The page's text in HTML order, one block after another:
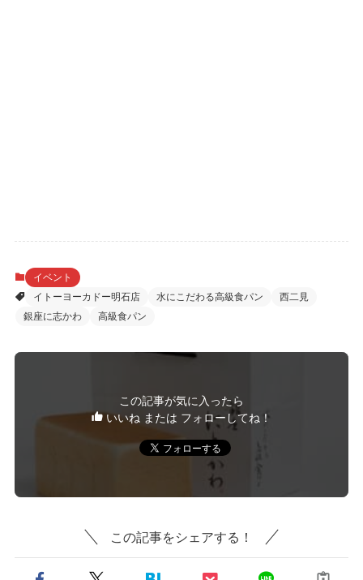
イベント
イトーヨーカドー明石店
水にこだわる高級食パン
西二見
銀座に志かわ
高級食パン
この記事が気に入ったら
いいね または フォローしてね！
この記事をシェアする！